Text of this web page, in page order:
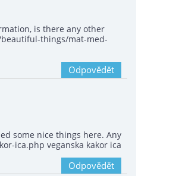
is there any other
things/mat-med-
Odpovědět
some nice things here. Any
ica.php veganska kakor ica
Odpovědět